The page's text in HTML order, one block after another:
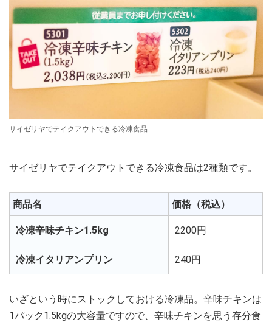
サイゼリヤでテイクアウトできる冷凍食品
サイゼリヤでテイクアウトできる冷凍食品は2種類です。
商品名 価格（税込）
冷凍辛味チキン1.5kg 2200円
冷凍イタリアンプリン 240円
いざという時にストックしておける冷凍品。辛味チキンは
1パック1.5kgの大容量ですので、辛味チキンを思う存分食